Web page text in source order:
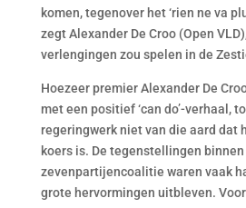
komen, tegenover het ‘rien ne va
zegt Alexander De Croo (Open
verlengingen zou spelen in de
Hoezeer premier Alexander De
met een positief ‘can do’-verhaal,
regeringwerk niet van die aard dat
koers is. De tegenstellingen binnen
zevenpartijencoalitie waren vaak
grote hervormingen uitbleven.